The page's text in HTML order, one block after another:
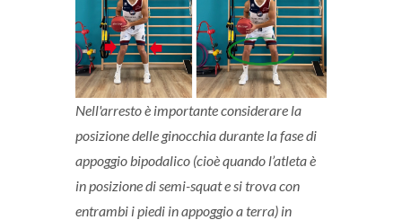
Nell'arresto è importante considerare la
posizione delle ginocchia durante la fase di
appoggio bipodalico (cioè quando l’atleta è
in posizione di semi-squat e si trova con
entrambi i piedi in appoggio a terra) in